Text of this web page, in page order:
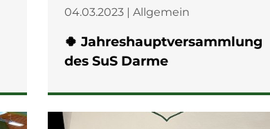
04.03.2023 | Allgemein
🍀 Jahreshauptversammlung
des SuS Darme